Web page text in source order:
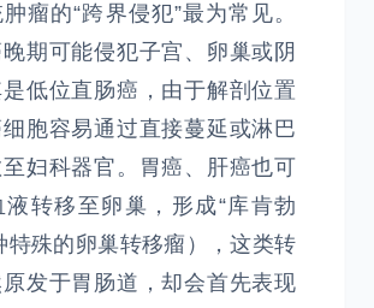
瘤的“跨界侵犯”最为常见。
期可能侵犯子宫、卵巢或阴
低位直肠癌，由于解剖位置
胞容易通过直接蔓延或淋巴
妇科器官。胃癌、肝癌也可
转移至卵巢，形成“库肯勃
特殊的卵巢转移瘤），这类转
发于胃肠道，却会首先表现